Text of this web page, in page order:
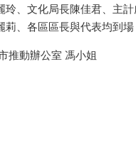
、文化局長陳佳君、主
、各區區長與代表均到
推動辦公室 馮小姐